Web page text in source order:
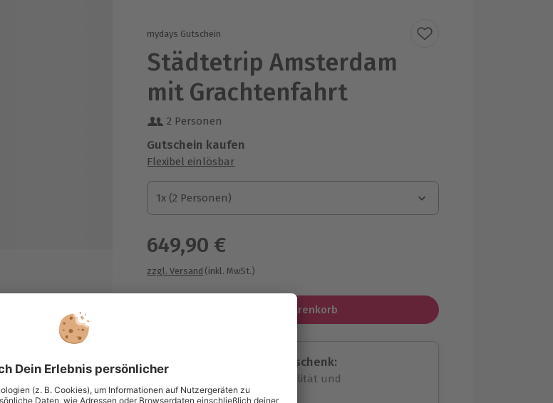
mydays Gutschein
Städtetrip Amsterdam
mit Grachtenfahrt
2 Personen
Gutschein kaufen
Flexibel einlösbar
1x (2 Personen)
1x (2 Personen)
1x (2 Personen)
649,90 €
zzgl. Versand (inkl. MwSt.)
In den Warenkorb
Immer das passende Geschenk:
Große Auswahl, volle Flexibilität und
maximale Sicherheit
(z.B. Hampton